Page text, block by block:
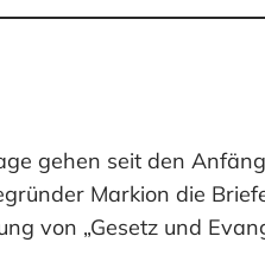
gehen seit den
Markion die
von „Gesetz und